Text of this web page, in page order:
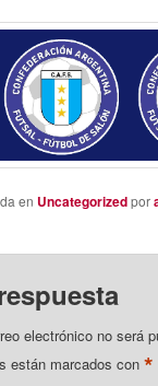
en Uncategorizedpor
electrónico no será
están marcados con*